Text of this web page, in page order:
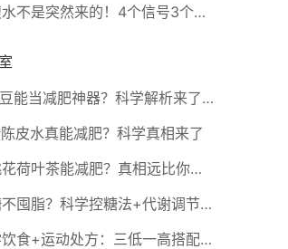
技巧
案
肝腹水不是突然来的！4个信号3个管理要点别等肚子鼓起来
白芸豆能当减肥神器？科学解析来了！
皮水真能减肥？科学真相来了
喝桃花荷叶茶能减肥？真相远比你想的复杂
吃糖不囤脂？科学控糖法+代谢调节关键
科学饮食+运动处方：三低一高搭配减重不反弹关键